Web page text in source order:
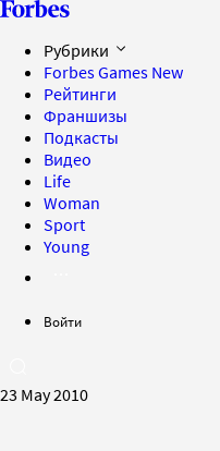
Рубрики
Forbes Games New
Рейтинги
Франшизы
Подкасты
Видео
Life
Woman
Sport
Young
Войти
23 May 2010